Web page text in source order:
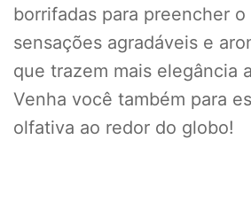
borrifadas para preencher
sensações agradáveis e
que trazem mais elegância
Venha você também para
olfativa ao redor do globo!